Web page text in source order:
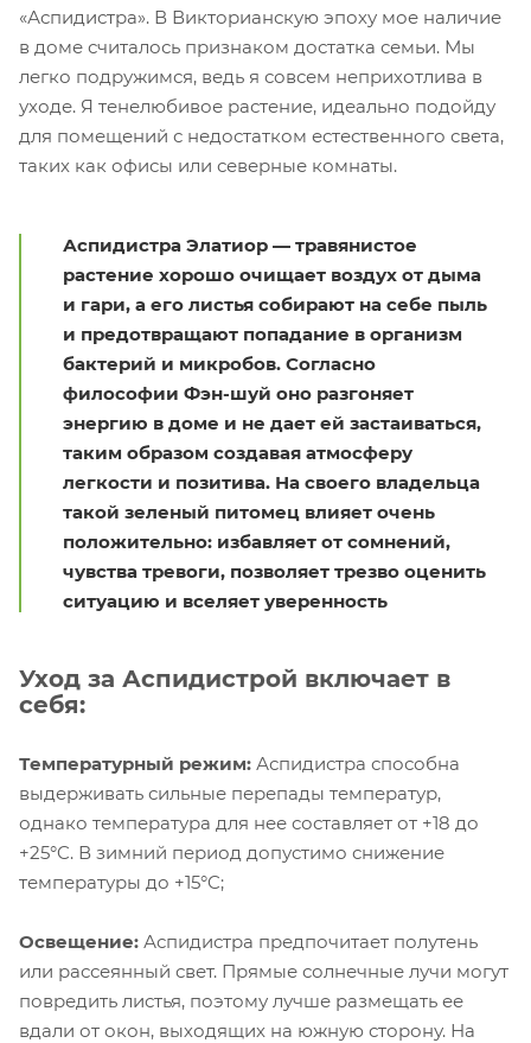
«Аспидистра». В Викторианскую эпоху мое наличие
в доме считалось признаком достатка семьи. Мы
легко подружимся, ведь я совсем неприхотлива в
уходе. Я тенелюбивое растение, идеально подойду
для помещений с недостатком естественного света,
таких как офисы или северные комнаты.
Аспидистра Элатиор — травянистое
растение хорошо очищает воздух от дыма
и гари, а его листья собирают на себе пыль
и предотвращают попадание в организм
бактерий и микробов. Согласно
философии Фэн-шуй оно разгоняет
энергию в доме и не дает ей застаиваться,
таким образом создавая атмосферу
легкости и позитива. На своего владельца
такой зеленый питомец влияет очень
положительно: избавляет от сомнений,
чувства тревоги, позволяет трезво оценить
ситуацию и вселяет уверенность
Уход за Аспидистрой включает в
себя:
Температурный режим: Аспидистра способна
выдерживать сильные перепады температур,
однако температура для нее составляет от +18 до
+25°C. В зимний период допустимо снижение
температуры до +15°C;
Освещение: Аспидистра предпочитает полутень
или рассеянный свет. Прямые солнечные лучи могут
повредить листья, поэтому лучше размещать ее
вдали от окон, выходящих на южную сторону. На